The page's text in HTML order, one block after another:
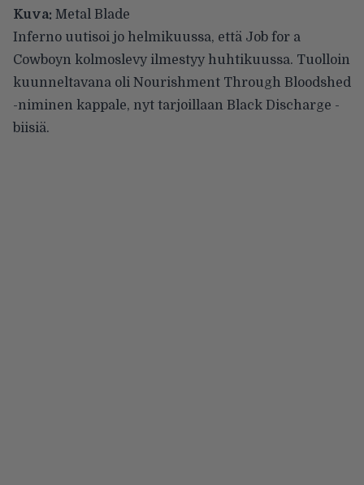
Kuva: Metal Blade
Inferno uutisoi jo helmikuussa, että Job for a
Cowboyn kolmoslevy ilmestyy huhtikuussa. Tuolloin
kuunneltavana oli Nourishment Through Bloodshed
-niminen kappale, nyt tarjoillaan Black Discharge -
biisiä.